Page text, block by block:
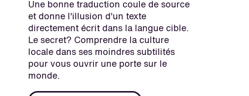
Une bonne traduction coule de source
et donne l'illusion d'un texte
directement écrit dans la langue cible.
Le secret? Comprendre la culture
locale dans ses moindres subtilités
pour vous ouvrir une porte sur le
monde.